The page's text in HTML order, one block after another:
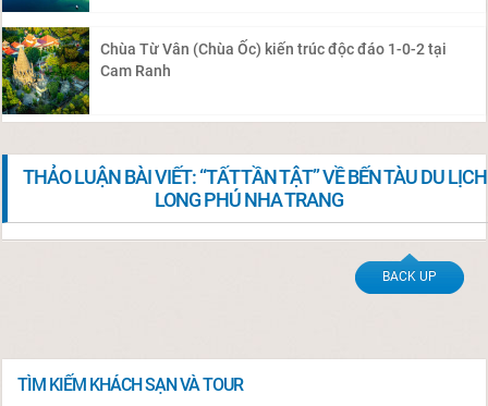
Chùa Từ Vân (Chùa Ốc) kiến trúc độc đáo 1-0-2 tại
Cam Ranh
THẢO LUẬN BÀI VIẾT: “TẤT TẦN TẬT” VỀ BẾN TÀU DU LỊCH
LONG PHÚ NHA TRANG
BACK UP
TÌM KIẾM KHÁCH SẠN VÀ TOUR